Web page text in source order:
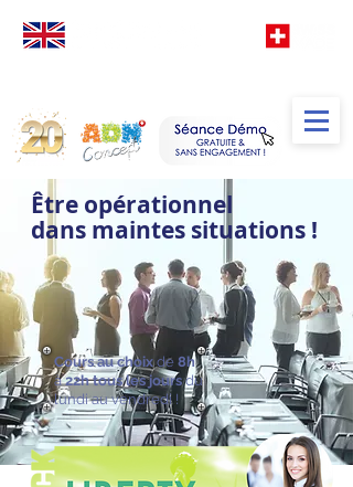
Être opérationnel
dans maintes situations !
Cours au choixde 8h
à22h tous les joursdu
lundi au vendredi !